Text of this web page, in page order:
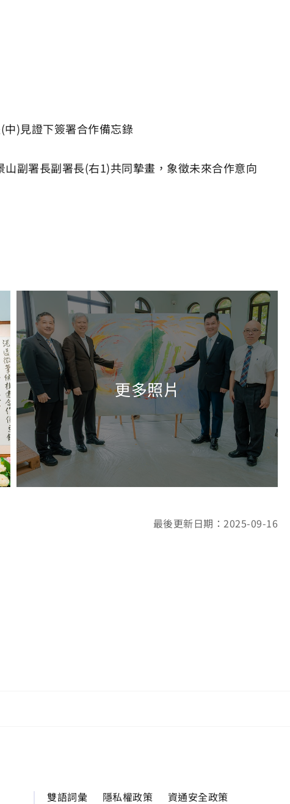
)見證下簽署合作備忘錄
副署長副署長(右1)共同摯畫，象徵未來合作意向
最後更新日期：2025-09-16
雙語詞彙 隱私權政策 資通安全政策